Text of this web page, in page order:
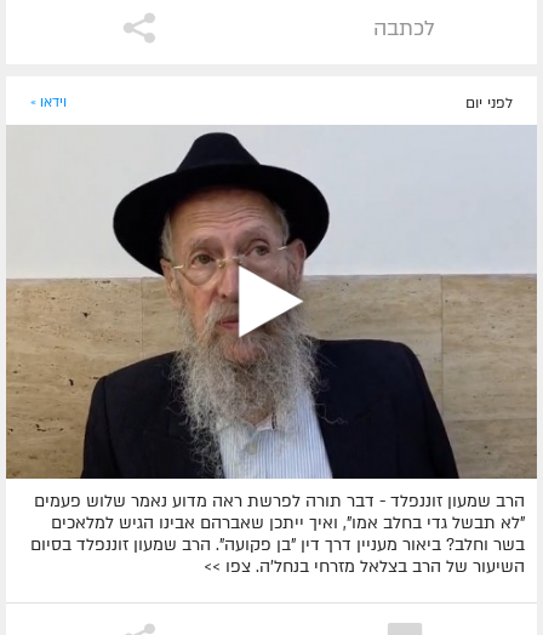
לכתבה
לפני יום וידאו »
הרב שמעון זוננפלד - דבר תורה לפרשת ראה מדוע נאמר שלוש פעמים
"לא תבשל גדי בחלב אמו", ואיך ייתכן שאברהם אבינו הגיש למלאכים
בשר וחלב? ביאור מעניין דרך דין "בן פקועה". הרב שמעון זוננפלד בסיום
השיעור של הרב בצלאל מזרחי בנחל'ה. צפו >>